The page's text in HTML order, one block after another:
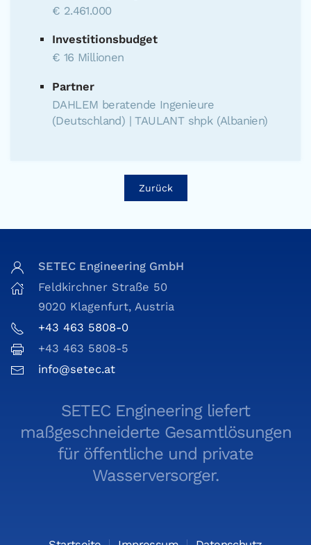
€ 2.461.000
Investitionsbudget
€ 16 Millionen
Partner
DAHLEM beratende Ingenieure
(Deutschland) | TAULANT shpk (Albanien)
Zurück
SETEC Engineering GmbH
Feldkirchner Straße 50
9020 Klagenfurt, Austria
+43 463 5808-0
+43 463 5808-5
info@setec.at
SETEC Engineering liefert
maßgeschneiderte Gesamtlösungen
für öffentliche und private
Wasserversorger.